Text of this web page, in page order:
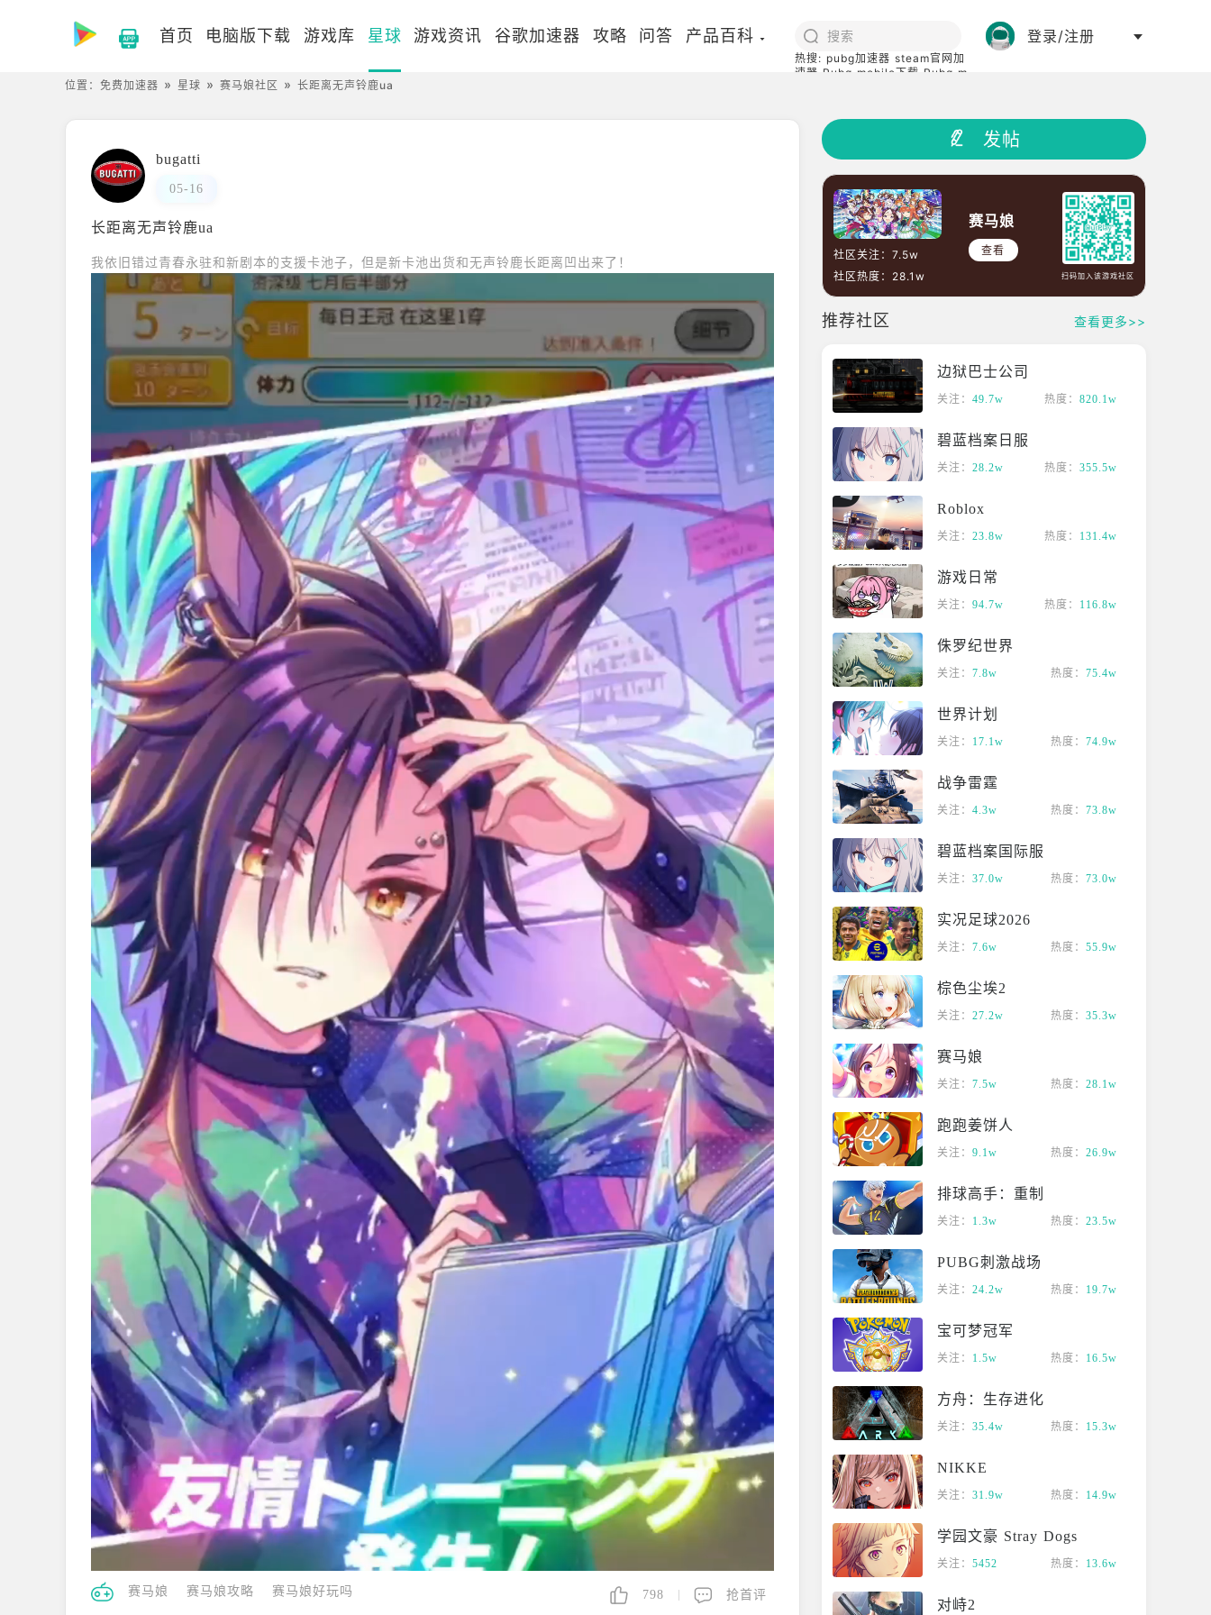
首页 电脑版下载 游戏库 星球 游戏资讯 谷歌加速器 攻略 问答 产品百科
热搜: pubg加速器 steam官网加
速器 Pubg mobile下载 Pubg m
登录/注册
位置： 免费加速器 星球 赛马娘社区 长距离无声铃鹿ua
bugatti
05-16
长距离无声铃鹿ua
我依旧错过青春永驻和新剧本的支援卡池子，但是新卡池出货和无声铃鹿长距离凹出来了！
赛马娘 赛马娘攻略 赛马娘好玩吗 798 抢首评
发帖
社区关注： 7.5w
社区热度： 28.1w
赛马娘
查看
扫码加入该游戏社区
推荐社区 查看更多>>
边狱巴士公司
关注： 49.7w 热度： 820.1w
碧蓝档案日服
关注： 28.2w 热度： 355.5w
Roblox
关注： 23.8w 热度： 131.4w
游戏日常
关注： 94.7w 热度： 116.8w
侏罗纪世界
关注： 7.8w 热度： 75.4w
世界计划
关注： 17.1w 热度： 74.9w
战争雷霆
关注： 4.3w 热度： 73.8w
碧蓝档案国际服
关注： 37.0w 热度： 73.0w
实况足球2026
关注： 7.6w 热度： 55.9w
棕色尘埃2
关注： 27.2w 热度： 35.3w
赛马娘
关注： 7.5w 热度： 28.1w
跑跑姜饼人
关注： 9.1w 热度： 26.9w
排球高手：重制
关注： 1.3w 热度： 23.5w
PUBG刺激战场
关注： 24.2w 热度： 19.7w
宝可梦冠军
关注： 1.5w 热度： 16.5w
方舟：生存进化
关注： 35.4w 热度： 15.3w
NIKKE
关注： 31.9w 热度： 14.9w
学园文豪 Stray Dogs
关注： 5452 热度： 13.6w
对峙2